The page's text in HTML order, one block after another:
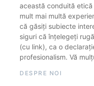
această conduită
mult mai multă
că găsiți subiecte
siguri că înțelegeți
(cu link), ca o
profesionalism. Vă
DESPRE NOI